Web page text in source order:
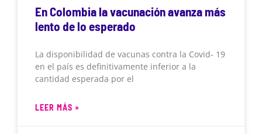
En Colombia la vacunación avanza más
lento de lo esperado
La disponibilidad de vacunas contra la Covid- 19
en el país es definitivamente inferior a la
cantidad esperada por el
LEER MÁS »